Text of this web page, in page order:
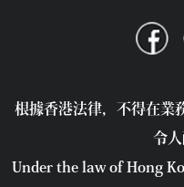
根據香港法律，不得在業
令人
Under the law of Hong